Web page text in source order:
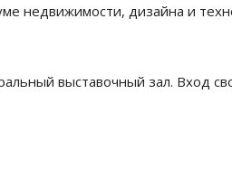
недвижимости, дизайна и
выставочный зал. Вход